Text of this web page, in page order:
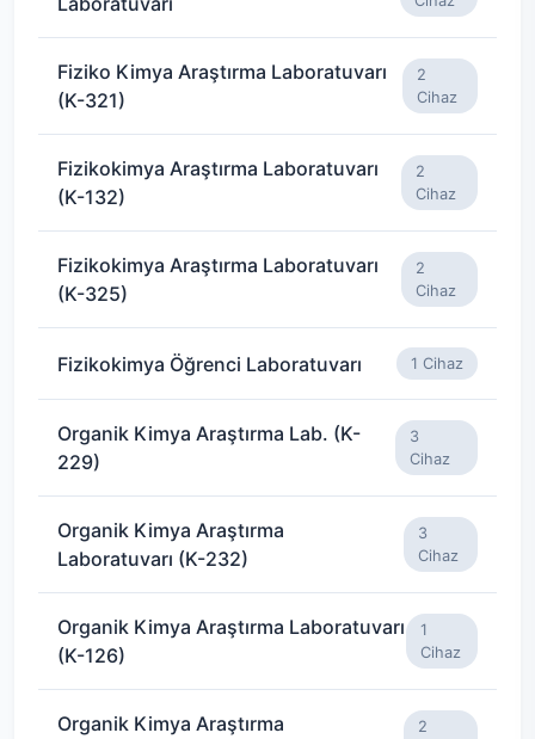
Fiziko Kimya Araştırma Laboratuvarı
(K-321)
2
Cihaz
Fizikokimya Araştırma Laboratuvarı
(K-132)
2
Cihaz
Fizikokimya Araştırma Laboratuvarı
(K-325)
2
Cihaz
Fizikokimya Öğrenci Laboratuvarı 1 Cihaz
Organik Kimya Araştırma Lab. (K-
229)
3
Cihaz
Organik Kimya Araştırma
Laboratuvarı (K-232)
3
Cihaz
Organik Kimya Araştırma Laboratuvarı
(K-126)
1
Cihaz
Organik Kimya Araştırma
2